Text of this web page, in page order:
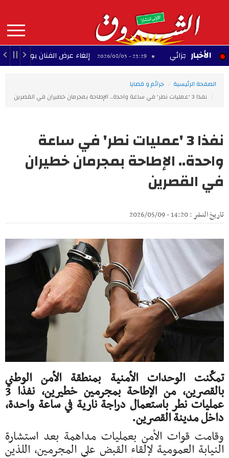
contenu
principal
MAIN
NAVIGATION الأخبار
الجزائي 23:29 - 2026/08/05 إلغاء عرض الفنان بودشار ضمن
الصفحة الرئيسية
جرائم و قضايا
نفذا 3 'عمليات نطر' في ساعة واحدة.. الإطاحة بمجرمان خطيران في القصرين
نفذا 3 'عمليات نطر' في ساعة
واحدة.. الإطاحة بمجرمان خطيران
في القصرين
تاريخ النشر : 14:20 - 2026/05/09
تمكّنت الوحدات الأمنية بمنطقة الأمن الوطني
بالقصرين، من الإطاحة بمجرمين خطيرين، نفذا 3
عمليات نطر باستعمال دراجة نارية في ساعة واحدة،
داخل مدينة القصرين.
وقامت قوات الأمن بعمليات مداهمة بعد استشارة
النيابة العمومية لإلقاء القبض على المجرمين، اللذين